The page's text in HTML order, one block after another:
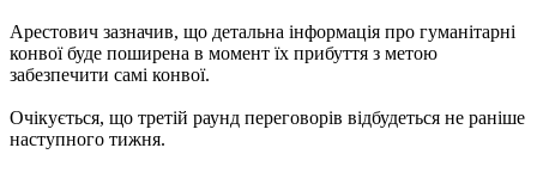
Арестович зазначив, що детальна інформація про гуманітарні
конвої буде поширена в момент їх прибуття з метою
забезпечити самі конвої.
Очікується, що третій раунд переговорів відбудеться не раніше
наступного тижня.